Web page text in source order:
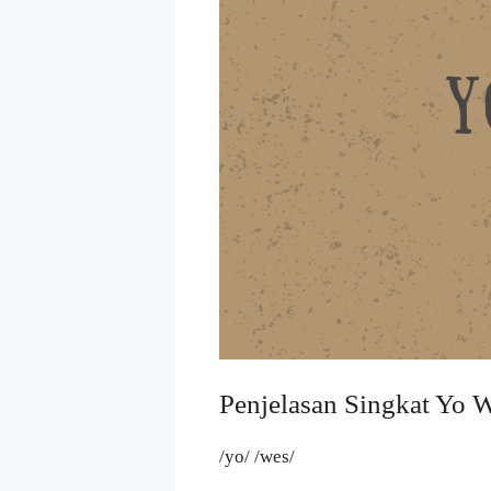
Penjelasan Singkat Yo
/yo/ /wes/